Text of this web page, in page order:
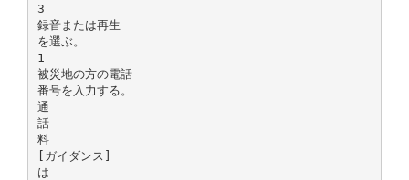
3
録音または再生
を選ぶ。
1
被災地の方の電話
番号を入力する。
通
話
料
[ガイダンス]
は